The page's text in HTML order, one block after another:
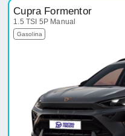
Cupra Formentor
1.5 TSI 5P Manual
Gasolina